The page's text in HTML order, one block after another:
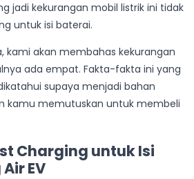
jadi kekurangan mobil listrik ini tidak
untuk isi baterai.
kami akan membahas kekurangan
ada empat. Fakta-fakta ini yang
supaya menjadi bahan
kamu memutuskan untuk membeli
Charging untuk Isi
EV